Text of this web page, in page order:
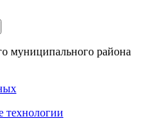
муниципального района
технологии